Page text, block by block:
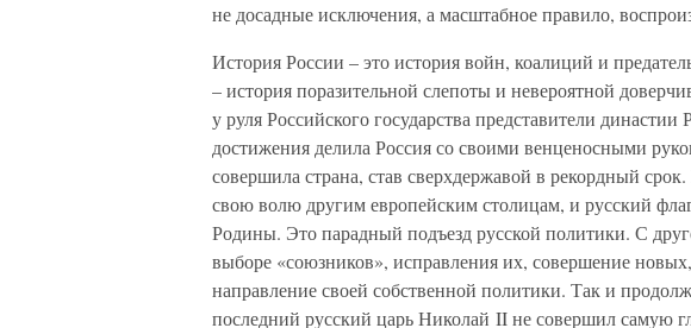
не досадные исключения, а масштабное правило,
История России – это история войн, коалиций и
– история поразительной слепоты и невероятной
у руля Российского государства представители
достижения делила Россия со своими венценосными
совершила страна, став сверхдержавой в рекордный
свою волю другим европейским столицам, и русский
Родины. Это парадный подъезд русской политики. С
выборе «союзников», исправления их, совершение
направление своей собственной политики. Так и
последний русский царь Николай II не совершил самую